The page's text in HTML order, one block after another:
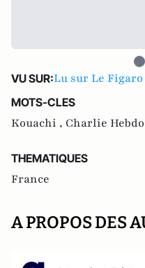
VU SUR:Lu sur Le Figaro
MOTS-CLES
Kouachi , Charlie
THEMATIQUES
France
A PROPOS DES